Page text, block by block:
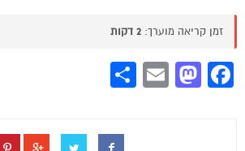
זמן קריאה מוערך: 2 דקות
Facebook
Mastodon
Email